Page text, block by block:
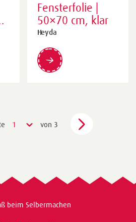
Fensterfolie |
50×70 cm, klar
Heyda
1 von 3
beim Selbermachen